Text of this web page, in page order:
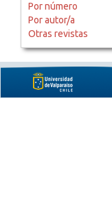
Por número
Por autor/a
Otras revistas